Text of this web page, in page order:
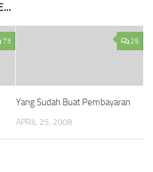
73 25
Yang Sudah Buat Pembayaran
APRIL 25, 2008